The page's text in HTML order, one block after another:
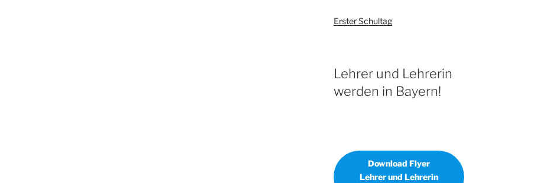
Erster Schultag
Lehrer und Lehrerin
werden in Bayern!
Download Flyer
Lehrer und Lehrerin